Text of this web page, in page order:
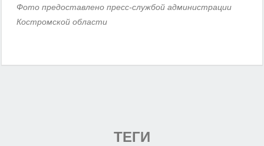
Фото предоставлено пресс-службой администрации
Костромской области
ТЕГИ